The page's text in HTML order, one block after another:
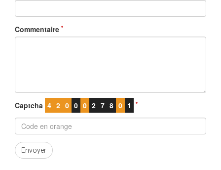
Commentaire *
Captcha 4 2 0 0 0 2 7 8 0 1 *
Envoyer